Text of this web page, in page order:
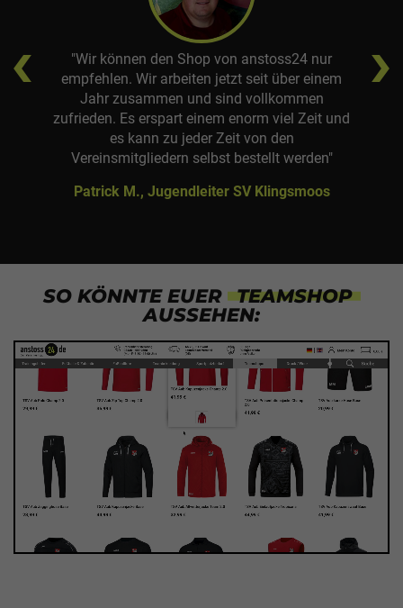
"Wir können den Shop von anstoss24 nur
empfehlen. Wir arbeiten jetzt seit über einem
Jahr zusammen und sind vollkommen
zufrieden. Es erspart einem enorm viel Zeit und
es kann zu jeder Zeit von den
Vereinsmitgliedern selbst bestellt werden"
Patrick M., Jugendleiter SV Klingsmoos
SO KÖNNTE EUER
TEAMSHOP
AUSSEHEN: